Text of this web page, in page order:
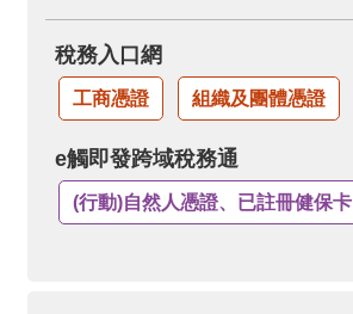
稅務入口網
工商憑證 組織及團體憑證
e觸即發跨域稅務通
(行動)自然人憑證、已註冊健保卡